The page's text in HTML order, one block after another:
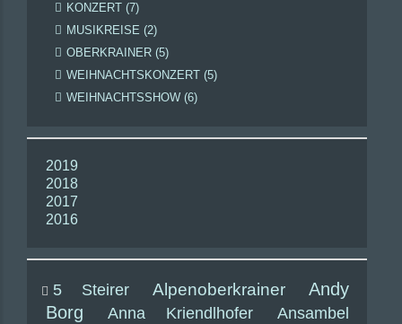
KONZERT (7)
MUSIKREISE (2)
OBERKRAINER (5)
WEIHNACHTSKONZERT (5)
WEIHNACHTSSHOW (6)
2019
2018
2017
2016
5 Steirer Alpenoberkrainer
Andy
Borg
Anna Kriendlhofer
Ansambel